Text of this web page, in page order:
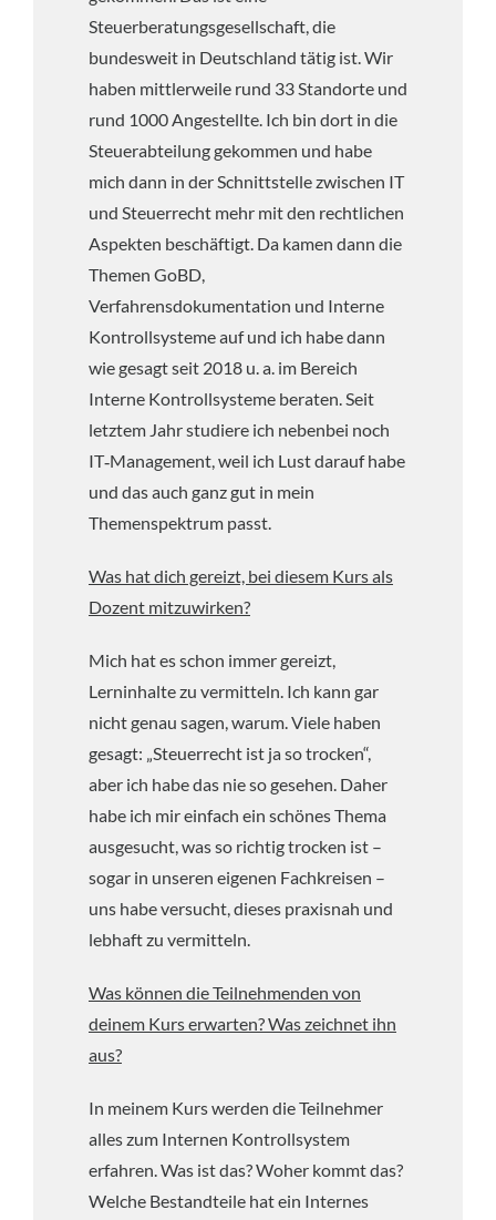
Steuerberatungsgesellschaft, die
bundesweit in Deutschland tätig ist. Wir
haben mittlerweile rund 33 Standorte und
rund 1000 Angestellte. Ich bin dort in die
Steuerabteilung gekommen und habe
mich dann in der Schnittstelle zwischen IT
und Steuerrecht mehr mit den rechtlichen
Aspekten beschäftigt. Da kamen dann die
Themen GoBD,
Verfahrensdokumentation und Interne
Kontrollsysteme auf und ich habe dann
wie gesagt seit 2018 u. a. im Bereich
Interne Kontrollsysteme beraten. Seit
letztem Jahr studiere ich nebenbei noch
IT‑Management, weil ich Lust darauf habe
und das auch ganz gut in mein
Themenspektrum passt.
Was hat dich gereizt, bei diesem Kurs als
Dozent mitzuwirken?
Mich hat es schon immer gereizt,
Lerninhalte zu vermitteln. Ich kann gar
nicht genau sagen, warum. Viele haben
gesagt: „Steuerrecht ist ja so trocken“,
aber ich habe das nie so gesehen. Daher
habe ich mir einfach ein schönes Thema
ausgesucht, was so richtig trocken ist –
sogar in unseren eigenen Fachkreisen –
uns habe versucht, dieses praxisnah und
lebhaft zu vermitteln.
Was können die Teilnehmenden von
deinem Kurs erwarten? Was zeichnet ihn
aus?
In meinem Kurs werden die Teilnehmer
alles zum Internen Kontrollsystem
erfahren. Was ist das? Woher kommt das?
Welche Bestandteile hat ein Internes